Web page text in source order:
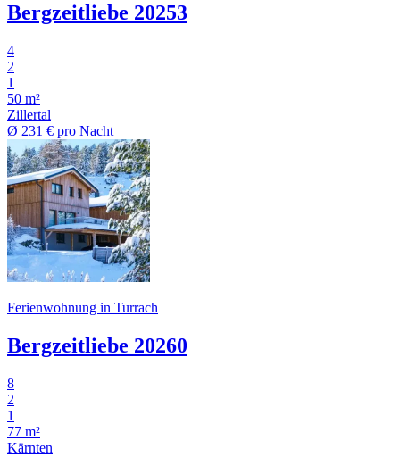
Bergzeitliebe 20253
4
2
1
50 m²
Zillertal
Ø 231 € pro Nacht
Ferienwohnung in Turrach
Bergzeitliebe 20260
8
2
1
77 m²
Kärnten